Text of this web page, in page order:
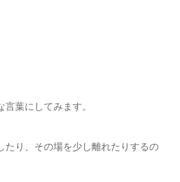
葉にしてみます。
たり、その場を少し離れたりするの